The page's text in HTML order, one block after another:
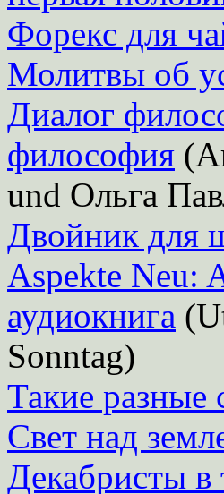
Форекс для
Молитвы об
Диалог
философия
und Ольга
Двойник для
Aspekte Neu:
аудиокнига
Sonntag)
Такие разные
Свет над
Декабристы в